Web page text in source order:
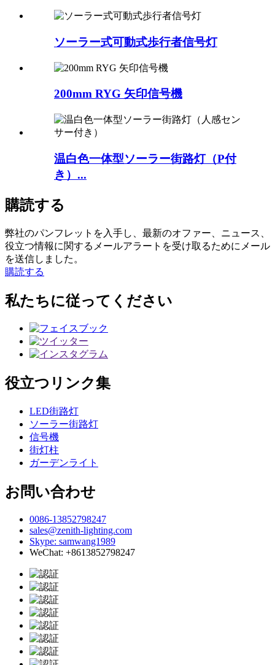
ソーラー式可動式歩行者信号灯
200mm RYG 矢印信号機
温白色一体型ソーラー街路灯（P付
き）...
購読する
弊社のパンフレットを入手し、最新のオファー、ニュース、
役立つ情報に関するメールアラートを受け取るためにメール
を送信しました。
購読する
私たちに従ってください
役立つリンク集
LED街路灯
ソーラー街路灯
信号機
街灯柱
ガーデンライト
お問い合わせ
0086-13852798247
sales@zenith-lighting.com
Skype: samwang1989
WeChat: +8613852798247